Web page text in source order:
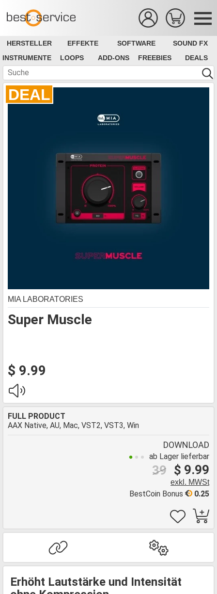
HERSTELLER EFFEKTE SOFTWARE
SOUND FX
INSTRUMENTE
LOOPS ADD-ONS FREEBIES DEALS
DEAL
Super Muscle
MIA LABORATORIES
$ 9.99
FULL PRODUCT
AAX Native, AU, Mac, VST2, VST3, Win
DOWNLOAD
ab Lager lieferbar
$ 9.99
39
exkl. MWSt
0.25
BestCoin Bonus
Erhöht Lautstärke und Intensität